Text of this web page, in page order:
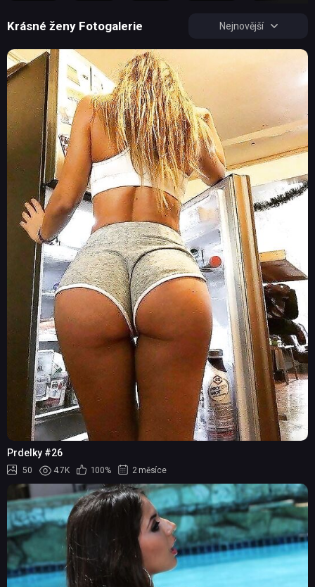
Krásné ženy Fotogalerie Nejnovější
Prdelky #26
50 4.7K 100% 2 měsíce